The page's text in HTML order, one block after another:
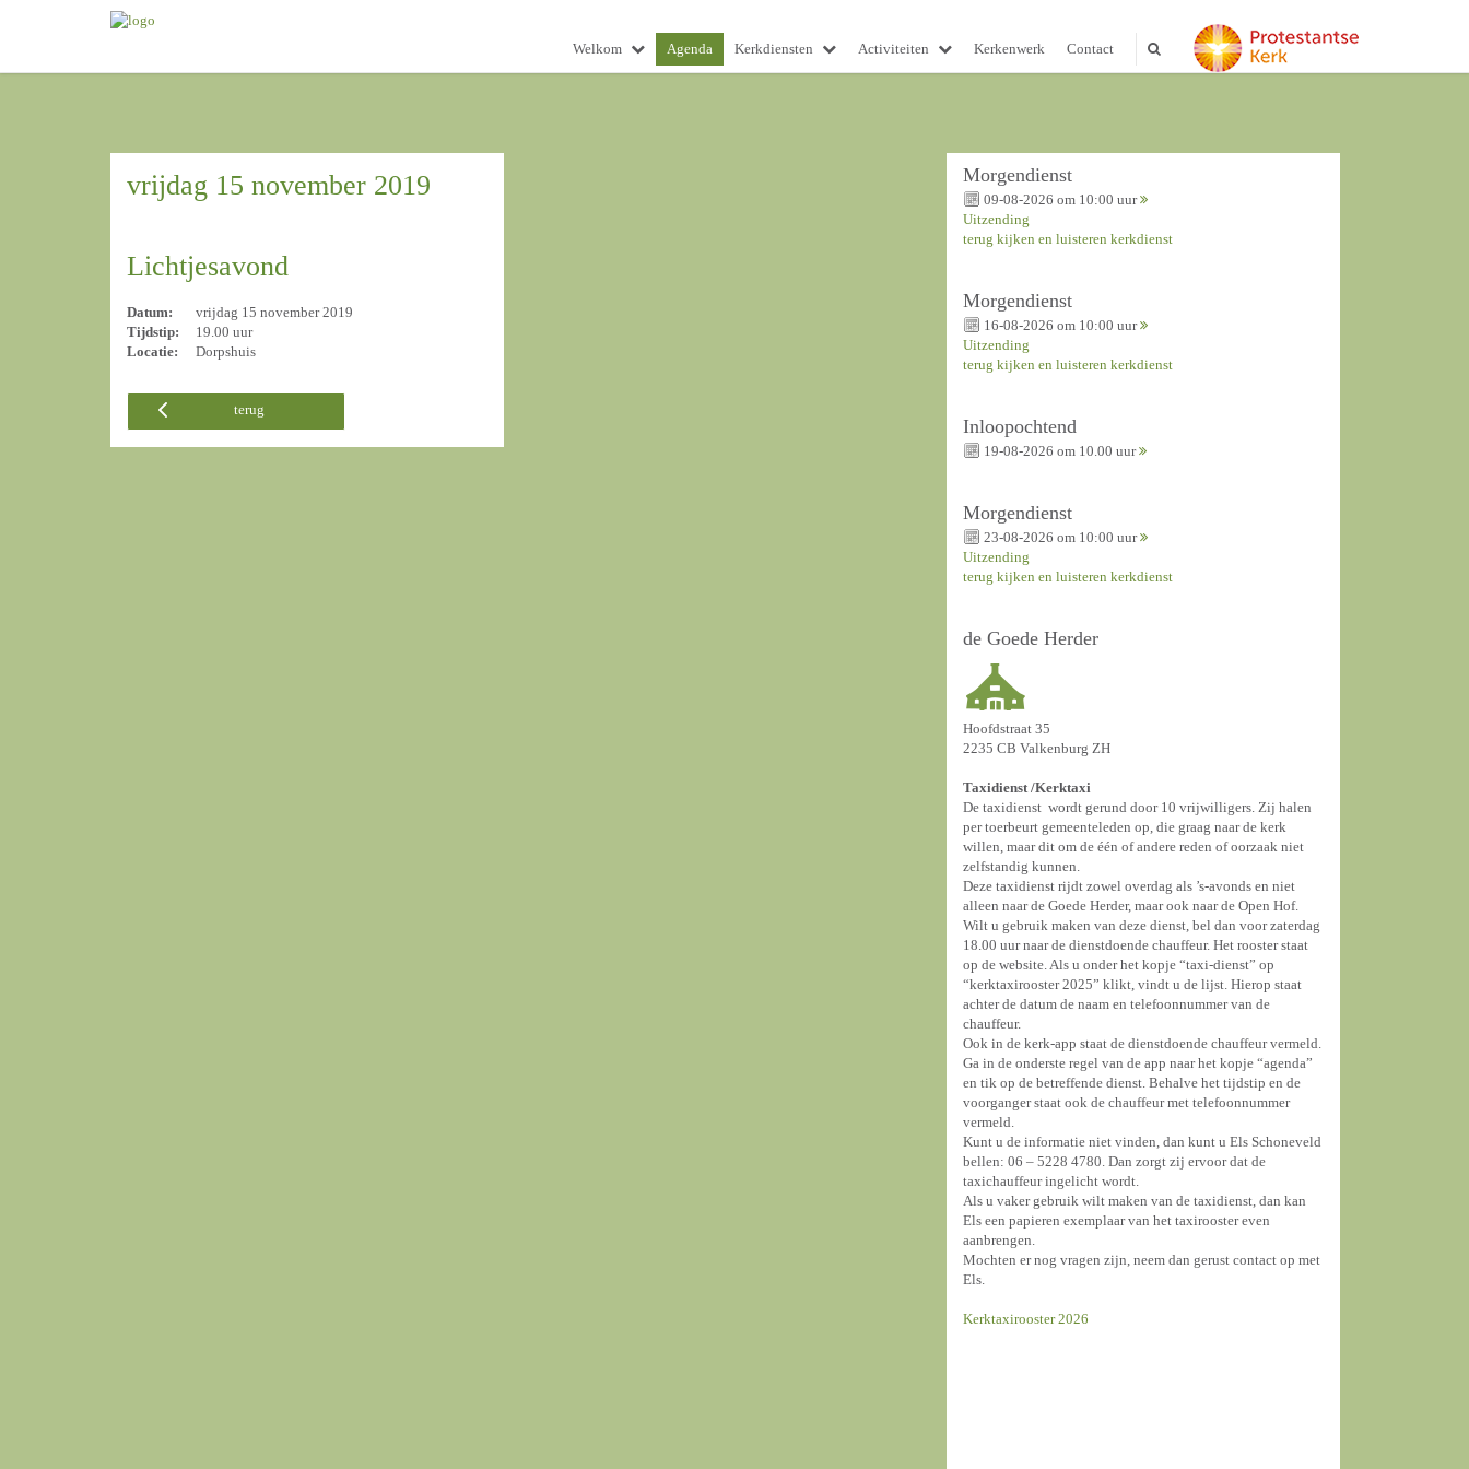
Welkom Agenda Kerkdiensten Activiteiten Kerkenwerk Contact
vrijdag 15 november 2019
Lichtjesavond
Datum:
vrijdag 15 november 2019
Tijdstip:
19.00 uur
Locatie:
Dorpshuis
terug
Morgendienst
09-08-2026 om 10:00 uur
Uitzending
terug kijken en luisteren kerkdienst
Morgendienst
16-08-2026 om 10:00 uur
Uitzending
terug kijken en luisteren kerkdienst
Inloopochtend
19-08-2026 om 10.00 uur
Morgendienst
23-08-2026 om 10:00 uur
Uitzending
terug kijken en luisteren kerkdienst
de Goede Herder
Hoofdstraat 35
2235 CB Valkenburg ZH
Taxidienst /Kerktaxi
De taxidienst wordt gerund door 10 vrijwilligers. Zij halen
per toerbeurt gemeenteleden op, die graag naar de kerk
willen, maar dit om de één of andere reden of oorzaak niet
zelfstandig kunnen.
Deze taxidienst rijdt zowel overdag als ’s-avonds en niet
alleen naar de Goede Herder, maar ook naar de Open Hof.
Wilt u gebruik maken van deze dienst, bel dan voor zaterdag
18.00 uur naar de dienstdoende chauffeur. Het rooster staat
op de website. Als u onder het kopje “taxi-dienst” op
“kerktaxirooster 2025” klikt, vindt u de lijst. Hierop staat
achter de datum de naam en telefoonnummer van de
chauffeur.
Ook in de kerk-app staat de dienstdoende chauffeur vermeld.
Ga in de onderste regel van de app naar het kopje “agenda”
en tik op de betreffende dienst. Behalve het tijdstip en de
voorganger staat ook de chauffeur met telefoonnummer
vermeld.
Kunt u de informatie niet vinden, dan kunt u Els Schoneveld
bellen: 06 – 5228 4780. Dan zorgt zij ervoor dat de
taxichauffeur ingelicht wordt.
Als u vaker gebruik wilt maken van de taxidienst, dan kan
Els een papieren exemplaar van het taxirooster even
aanbrengen.
Mochten er nog vragen zijn, neem dan gerust contact op met
Els.
Kerktaxirooster 2026